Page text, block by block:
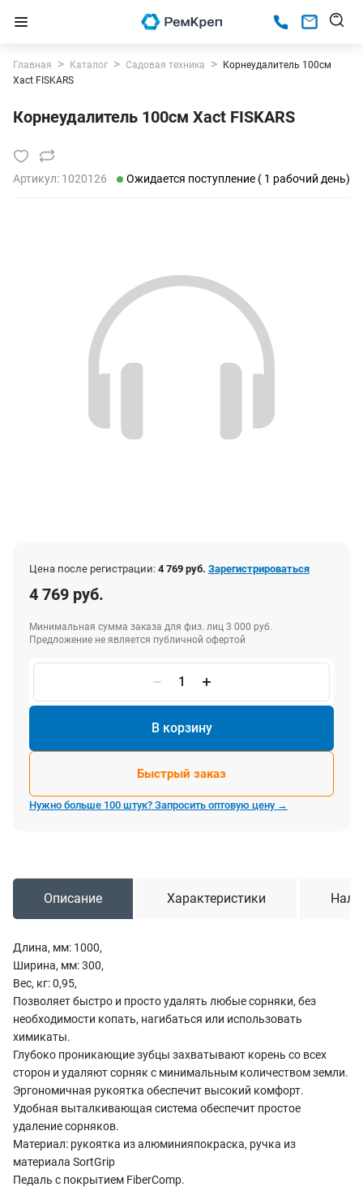
Главная Каталог Садовая техника
Корнеудалитель 100см
Xact FISKARS
Корнеудалитель 100см Xact FISKARS
Артикул: 1020126 Ожидается поступление ( 1 рабочий день)
Цена после регистрации: 4 769 руб. Зарегистрироваться
4 769 руб.
Минимальная сумма заказа для физ. лиц 3 000 руб.
Предложение не является публичной офертой
В корзину
Быстрый заказ
Нужно больше 100 штук? Запросить оптовую цену →
Описание Характеристики
Длина, мм: 1000,
Ширина, мм: 300,
Вес, кг: 0,95,
Позволяет быстро и просто удалять любые сорняки, без
необходимости копать, нагибаться или использовать
химикаты.
Глубоко проникающие зубцы захватывают корень со всех
сторон и удаляют сорняк с минимальным количеством земли.
Эргономичная рукоятка обеспечит высокий комфорт.
Удобная выталкивающая система обеспечит простое
удаление сорняков.
Материал: рукоятка из алюминияпокраска, ручка из
материала SortGrip
Педаль с покрытием FiberComp.